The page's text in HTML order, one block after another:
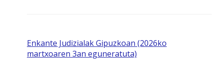
Enkante Judizialak Gipuzkoan (2026ko
martxoaren 3an eguneratuta)